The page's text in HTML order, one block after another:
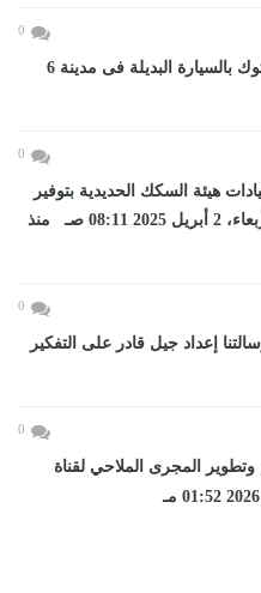
0
بدء تلقى طلبات إحلال التوكتوك بالسيارة البديلة فى مدينة 6
0
هيئة السكك الحديدية بتوفير
أماكن في رحلات...اليوم الأربعاء، 2 أبريل 2025 08:11 صـ منذ
0
إعداد جيل قادر على التفكير
0
المجرى الملاحي لقناة